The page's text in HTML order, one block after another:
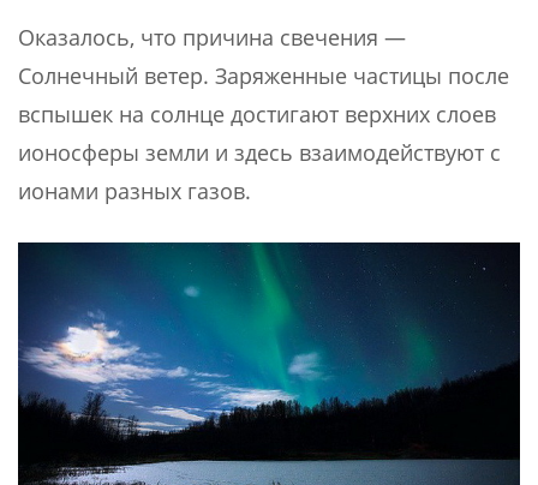
Оказалось, что причина свечения —
Солнечный ветер. Заряженные частицы после
вспышек на солнце достигают верхних слоев
ионосферы земли и здесь взаимодействуют с
ионами разных газов.